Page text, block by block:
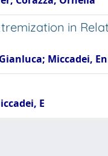
in
Miccadei,
E